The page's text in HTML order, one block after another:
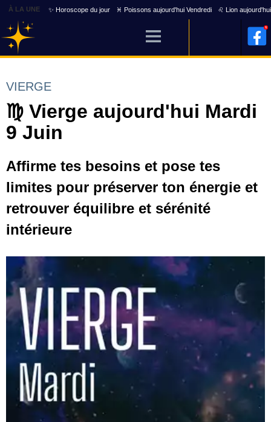
À LA UNE ✨ Horoscope du jour ♓ Poissons aujourd'hui Vendredi ♌ Lion
VIERGE
♍ Vierge aujourd'hui Mardi
9 Juin
Affirme tes besoins et pose tes
limites pour préserver ton énergie et
retrouver équilibre et sérénité
intérieure